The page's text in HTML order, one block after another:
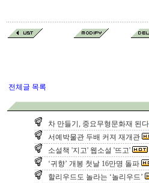
전체글 목록
차 만들기, 중요무형문화재 된다
서예박물관 두배 커져 재개관
소설책 '지고' 웹소설 '뜨고'
‘귀향’ 개봉 첫날 16만명 돌파
할리우드도 놀라는 ‘놀리우드’